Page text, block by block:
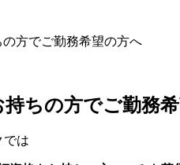
方でご勤務希望の方へ
ちの方でご勤務
では